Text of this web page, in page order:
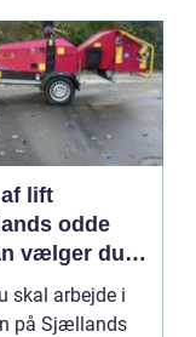
lift
odde
vælger du
løsning
skal arbejde i
på Sjællands